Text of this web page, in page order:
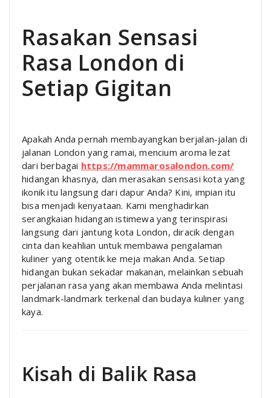
Rasakan Sensasi
Rasa London di
Setiap Gigitan
Apakah Anda pernah membayangkan berjalan-jalan di
jalanan London yang ramai, mencium aroma lezat
dari berbagai https://mammarosalondon.com/
hidangan khasnya, dan merasakan sensasi kota yang
ikonik itu langsung dari dapur Anda? Kini, impian itu
bisa menjadi kenyataan. Kami menghadirkan
serangkaian hidangan istimewa yang terinspirasi
langsung dari jantung kota London, diracik dengan
cinta dan keahlian untuk membawa pengalaman
kuliner yang otentik ke meja makan Anda. Setiap
hidangan bukan sekadar makanan, melainkan sebuah
perjalanan rasa yang akan membawa Anda melintasi
landmark-landmark terkenal dan budaya kuliner yang
kaya.
Kisah di Balik Rasa